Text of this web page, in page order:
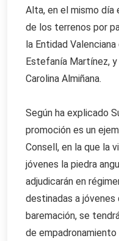
Alta, en el mismo día
de los terrenos por
la Entidad
Estefanía Martínez,
Carolina Almiñana.
Según ha explicado
promoción es un
Consell, en la que la
jóvenes la piedra
adjudicarán en
destinadas a jóvenes
baremación, se
de